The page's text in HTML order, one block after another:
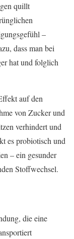
quillt
–
dass man bei
hat und folglich
auf den
von Zucker und
verhindert und
es probiotisch und
– ein gesunder
Stoffwechsel.
die eine